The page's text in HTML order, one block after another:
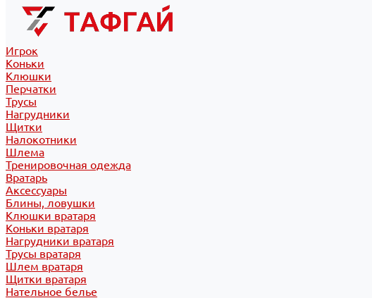
Игрок
Коньки
Клюшки
Перчатки
Трусы
Нагрудники
Щитки
Налокотники
Шлема
Тренировочная одежда
Вратарь
Аксессуары
Блины, ловушки
Клюшки вратаря
Коньки вратаря
Нагрудники вратаря
Трусы вратаря
Шлем вратаря
Щитки вратаря
Нательное белье